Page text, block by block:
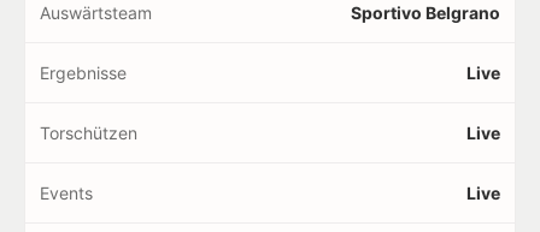
Auswärtsteam Sportivo Belgrano
Ergebnisse Live
Torschützen Live
Events Live